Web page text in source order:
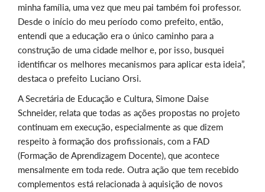
minha família, uma vez que meu pai também foi professor.
Desde o início do meu período como prefeito, então,
entendi que a educação era o único caminho para a
construção de uma cidade melhor e, por isso, busquei
identificar os melhores mecanismos para aplicar esta ideia”,
destaca o prefeito Luciano Orsi.
A Secretária de Educação e Cultura, Simone Daise
Schneider, relata que todas as ações propostas no projeto
continuam em execução, especialmente as que dizem
respeito à formação dos profissionais, com a FAD
(Formação de Aprendizagem Docente), que acontece
mensalmente em toda rede. Outra ação que tem recebido
complementos está relacionada à aquisição de novos